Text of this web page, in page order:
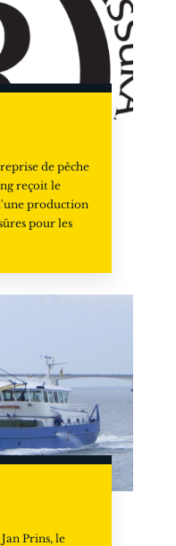
de pêche
reçoit le
production
pour les
Prins, le